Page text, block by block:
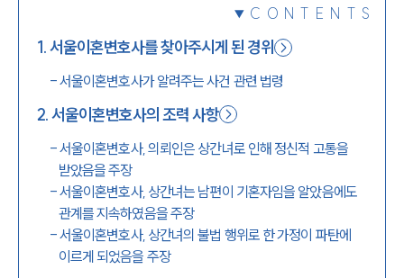
CONTENTS
1.서울이혼변호사를 찾아주시게 된 경위
-서울이혼변호사가 알려주는 사건 관련 법령
2.서울이혼변호사의 조력 사항
-서울이혼변호사, 의뢰인은 상간녀로 인해 정신적 고통을
받았음을 주장
-서울이혼변호사, 상간녀는 남편이 기혼자임을 알았음에도
관계를 지속하였음을 주장
-서울이혼변호사, 상간녀의 불법 행위로 한 가정이 파탄에
이르게 되었음을 주장